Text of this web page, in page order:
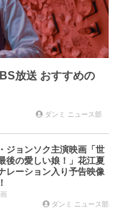
放送 おすすめの
ダンミ ニュース部
ジョンソク主演映画「世
後の愛しい娘！」花江夏
レーション入り予告映像
ダンミ ニュース部